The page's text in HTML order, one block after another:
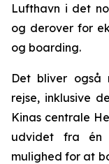
Lufthavn i det
og derover for
og boarding.
Det bliver også
rejse, inklusive
Kinas centrale
udvidet fra én
mulighed for at